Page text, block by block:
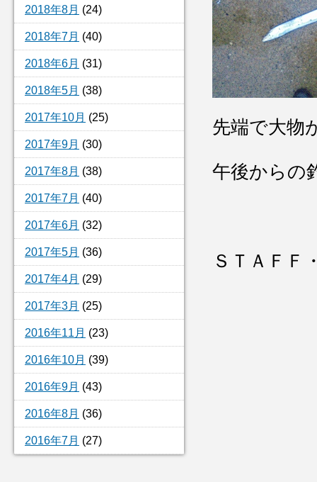
2018年8月 (24)
2018年7月 (40)
2018年6月 (31)
2018年5月 (38)
2017年10月 (25)
2017年9月 (30)
2017年8月 (38)
2017年7月 (40)
2017年6月 (32)
2017年5月 (36)
2017年4月 (29)
2017年3月 (25)
2016年11月 (23)
2016年10月 (39)
2016年9月 (43)
2016年8月 (36)
2016年7月 (27)
先端で大物
午後からの
ＳＴＡＦＦ